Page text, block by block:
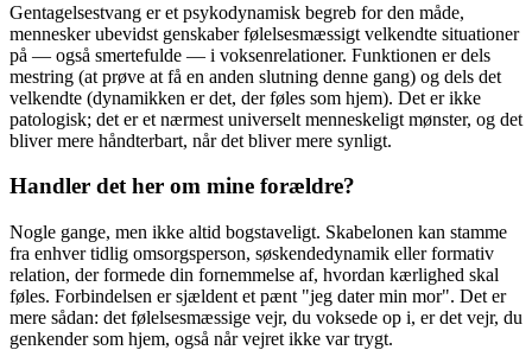
Gentagelsestvang er et psykodynamisk begreb for den måde,
mennesker ubevidst genskaber følelsesmæssigt velkendte situationer
på — også smertefulde — i voksenrelationer. Funktionen er dels
mestring (at prøve at få en anden slutning denne gang) og dels det
velkendte (dynamikken er det, der føles som hjem). Det er ikke
patologisk; det er et nærmest universelt menneskeligt mønster, og det
bliver mere håndterbart, når det bliver mere synligt.
Handler det her om mine forældre?
Nogle gange, men ikke altid bogstaveligt. Skabelonen kan stamme
fra enhver tidlig omsorgsperson, søskendedynamik eller formativ
relation, der formede din fornemmelse af, hvordan kærlighed skal
føles. Forbindelsen er sjældent et pænt "jeg dater min mor". Det er
mere sådan: det følelsesmæssige vejr, du voksede op i, er det vejr, du
genkender som hjem, også når vejret ikke var trygt.